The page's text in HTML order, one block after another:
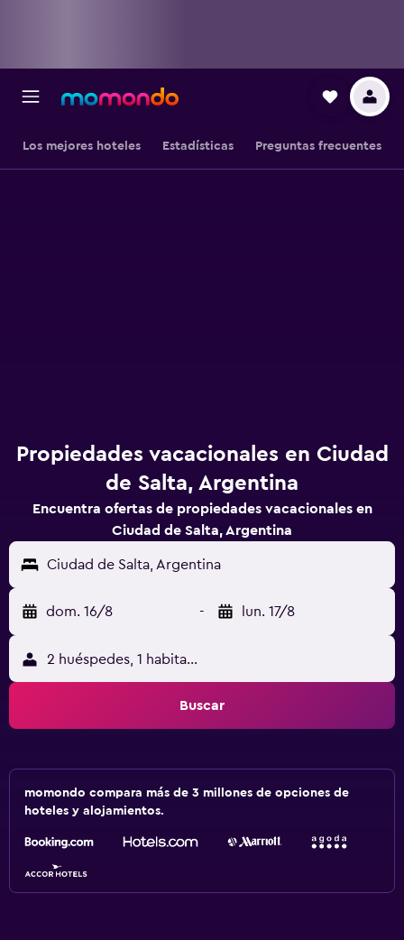
Los mejores hoteles Estadísticas Preguntas frecuentes
Propiedades vacacionales en Ciudad
de Salta, Argentina
Encuentra ofertas de propiedades vacacionales en
Ciudad de Salta, Argentina
Ciudad de Salta, Argentina
dom. 16/8 - lun. 17/8
2 huéspedes, 1 habitación
Buscar
momondo compara más de 3 millones de opciones de
hoteles y alojamientos.